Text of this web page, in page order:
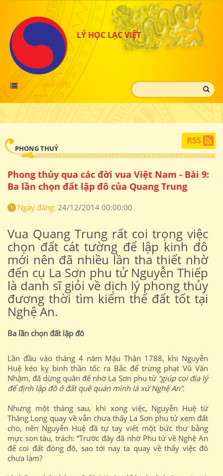
LÝ HỌC LẠC VIỆT
BÀI VIẾT
PHONG THUỶ
RSS
Phong thủy qua các đời vua Việt Nam - Bài 9:
Ba lần chọn đất lập đô của Quang Trung
Ngày đăng: 24/12/2014 00:00:00
Vua Quang Trung rất coi trọng việc
chọn đất cát tường để lập kinh đô
mới nên đã nhiều lần tha thiết nhờ
đến cụ La Sơn phu tử Nguyễn Thiếp
là danh sĩ giỏi về dịch lý phong thủy
đương thời tìm kiếm thế đất tốt tại
Nghệ An.
Ba lần chọn đất lập đô
Lần đầu vào tháng 4 năm Mậu Thân 1788, khi Nguyễn
Huệ kéo kỵ binh thần tốc ra Bắc để trừng phạt Vũ Văn
Nhậm, đã dừng quân để nhờ La Sơn phu tử “giúp coi địa lý
để định lập đô ở đất quê quán mình là xứ Nghệ An”.
Nhưng một tháng sau, khi xong việc, Nguyễn Huệ từ
Thăng Long quay về vẫn chưa thấy La Sơn phu tử xem đất
cho, nên Nguyễn Huệ đã tự tay viết một bức thư bằng
mực son tàu, trách: “Trước đây đã nhờ Phu tử về Nghệ An
để coi đất đóng đô, sao tới nay ta quay về thấy việc đó
chưa làm?